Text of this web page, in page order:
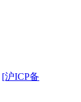
[沪ICP备